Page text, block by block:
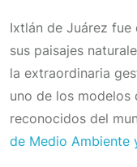
Ixtlán de Juárez fue
sus paisajes
la extraordinaria
uno de los modelos
reconocidos del
de Medio Ambiente